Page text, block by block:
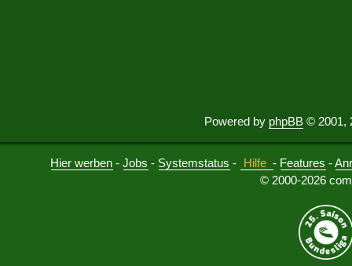
Powered by phpBB © 2001,
Hier werben -Jobs - Systemstatus - Hilfe - Features -
© 2000-2026